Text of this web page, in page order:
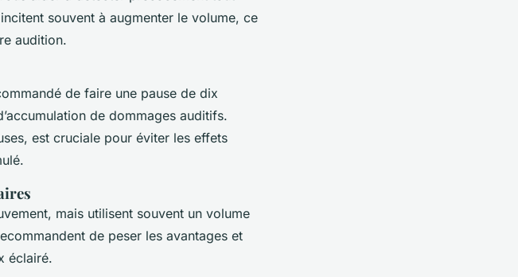
souvent à augmenter le volume, ce
audition.
de faire une pause de dix
de dommages auditifs.
est cruciale pour éviter les effets
mais utilisent souvent un volume
de peser les avantages et
éclairé.